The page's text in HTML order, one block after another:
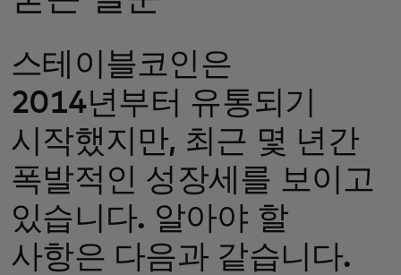
스테이블코인은
2014년부터 유통되기
시작했지만, 최근 몇 년간
폭발적인 성장세를 보이고
있습니다. 알아야 할
사항은 다음과 같습니다.